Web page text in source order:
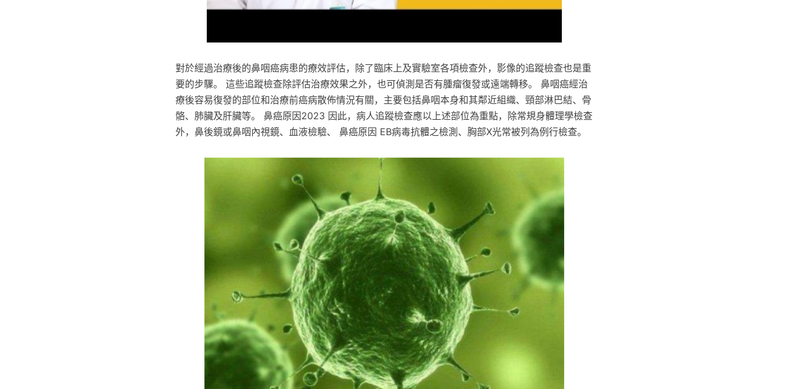
對於經過治療後的鼻咽癌病患的療效評估，除了臨床上及實驗室各項檢查外，影像的追蹤檢查也是重
要的步驟。 這些追蹤檢查除評估治療效果之外，也可偵測是否有腫瘤復發或遠端轉移。 鼻咽癌經治
療後容易復發的部位和治療前癌病散佈情況有關，主要包括鼻咽本身和其鄰近組織、頸部淋巴結、骨
骼、肺臟及肝臟等。 鼻癌原因2023 因此，病人追蹤檢查應以上述部位為重點，除常規身體理學檢查
外，鼻後鏡或鼻咽內視鏡、血液檢驗、 鼻癌原因 EB病毒抗體之檢測、胸部X光常被列為例行檢查。